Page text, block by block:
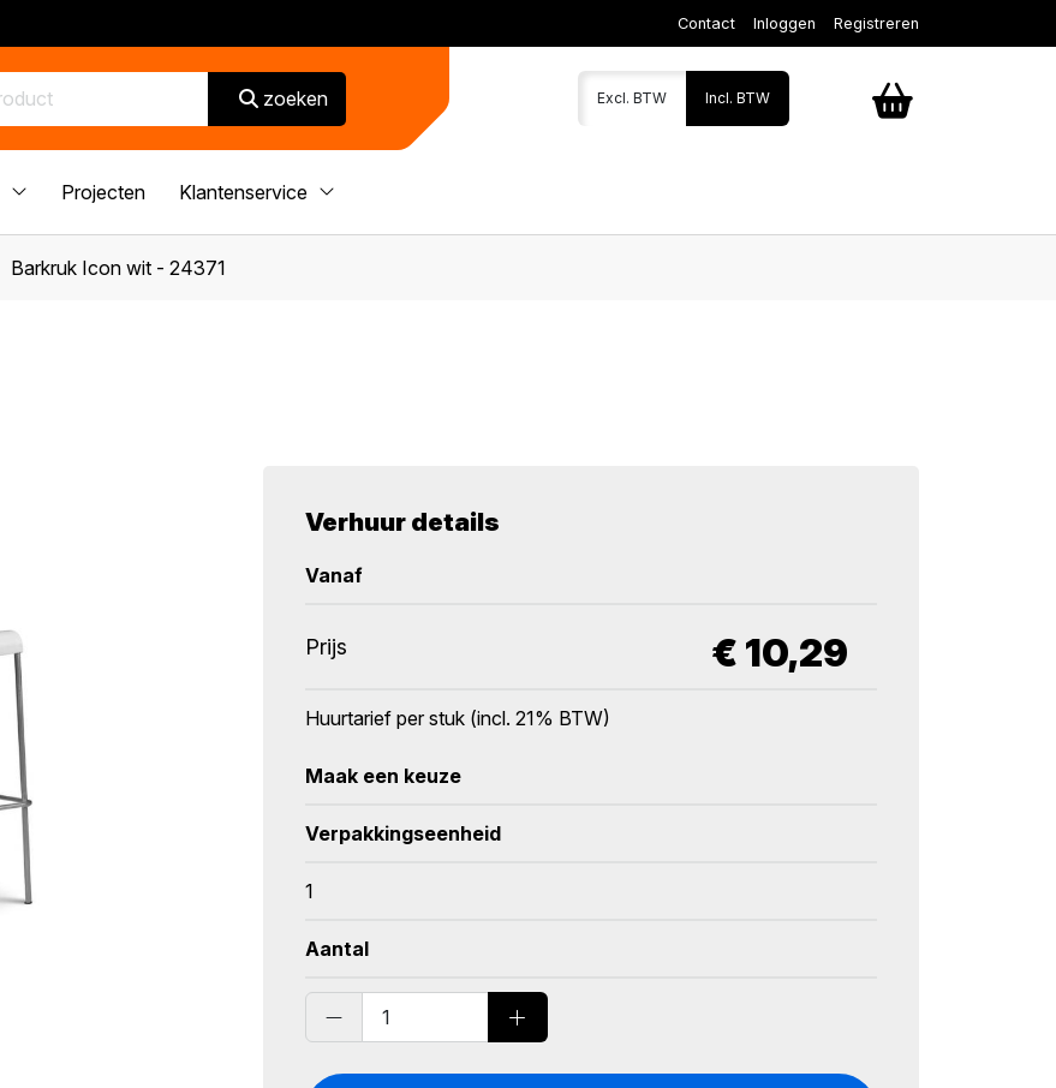
Contact Inloggen Registreren
zoeken
Projecten Klantenservice
Excl. BTW Incl. BTW
Barkruk Icon wit - 24371
Verhuur details
Vanaf
Prijs € 10,29
Huurtarief per stuk (incl. 21% BTW)
Maak een keuze
Verpakkingseenheid
1
Aantal